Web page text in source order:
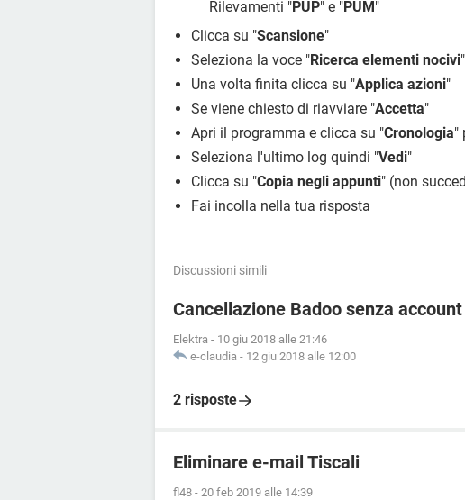
Rilevamenti "PUP" e "PUM"
Clicca su "Scansione"
Seleziona la voce "Ricerca elementi nocivi"
Una volta finita clicca su "Applica azioni"
Se viene chiesto di riavviare "Accetta"
Apri il programma e clicca su "Cronologia"
Seleziona l'ultimo log quindi "Vedi"
Clicca su "Copia negli appunti" (non
Fai incolla nella tua risposta
Discussioni simili
Cancellazione Badoo senza
Elektra - 10 giu 2018 alle 21:46
e-claudia - 12 giu 2018 alle 12:00
2 risposte
Eliminare e-mail Tiscali
fl48 - 20 feb 2019 alle 14:39